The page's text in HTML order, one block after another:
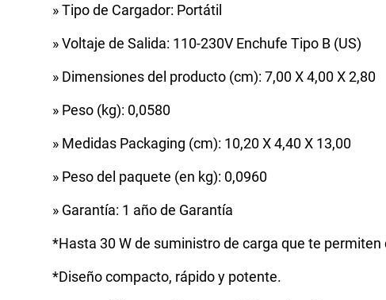
» Tipo de Cargador: Portátil
» Voltaje de Salida: 110-230V Enchufe Tipo B (US)
» Dimensiones del producto (cm): 7,00 X 4,00 X 2,80
» Peso (kg): 0,0580
» Medidas Packaging (cm): 10,20 X 4,40 X 13,00
» Peso del paquete (en kg): 0,0960
» Garantía: 1 año de Garantía
*Hasta 30 W de suministro de carga que te
*Diseño compacto, rápido y potente.